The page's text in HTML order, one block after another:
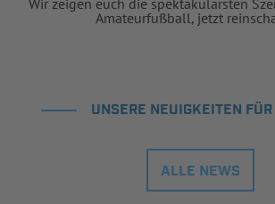
Wir zeigen euch die spektakulärsten
Amateurfußball, jetzt
UNSERE NEUIGKEITEN
ALLE NEWS